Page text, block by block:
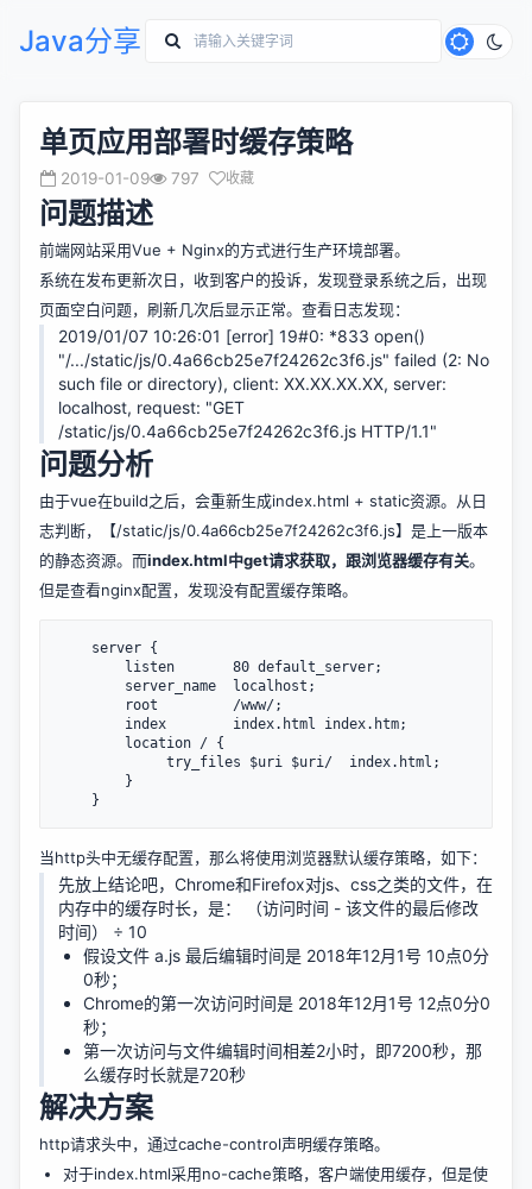
Java分享
单页应用部署时缓存策略
2019-01-09 797 收藏
问题描述
前端网站采用Vue + Nginx的方式进行生产环境部署。
系统在发布更新次日，收到客户的投诉，发现登录系统之后，出现
页面空白问题，刷新几次后显示正常。查看日志发现：
2019/01/07 10:26:01 [error] 19#0: *833 open()
"/.../static/js/0.4a66cb25e7f24262c3f6.js" failed (2: No
such file or directory), client: XX.XX.XX.XX, server:
localhost, request: "GET
/static/js/0.4a66cb25e7f24262c3f6.js HTTP/1.1"
问题分析
由于vue在build之后，会重新生成index.html + static资源。从日
志判断，【/static/js/0.4a66cb25e7f24262c3f6.js】是上一版本
的静态资源。而index.html中get请求获取，跟浏览器缓存有关。
但是查看nginx配置，发现没有配置缓存策略。
当http头中无缓存配置，那么将使用浏览器默认缓存策略，如下：
先放上结论吧，Chrome和Firefox对js、css之类的文件，在
内存中的缓存时长，是： （访问时间 - 该文件的最后修改
时间） ÷ 10
假设文件 a.js 最后编辑时间是 2018年12月1号 10点0分
0秒；
Chrome的第一次访问时间是 2018年12月1号 12点0分0
秒；
第一次访问与文件编辑时间相差2小时，即7200秒，那
么缓存时长就是720秒
解决方案
http请求头中，通过cache-control声明缓存策略。
对于index.html采用no-cache策略，客户端使用缓存，但是使